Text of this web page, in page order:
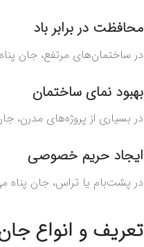
محافظت در برابر باد
در ساختمان‌های مرتفع، جان
بهبود نمای ساختمان
در بسیاری از پروژه‌های
ایجاد حریم خصوصی
در پشت‌بام یا تراس، جان پناه
تعریف و انواع